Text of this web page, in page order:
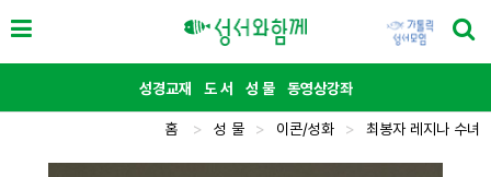
성경교재 도 서 성 물 동영상강좌
홈 > 성 물 > 이콘/성화 > 최봉자 레지나 수녀